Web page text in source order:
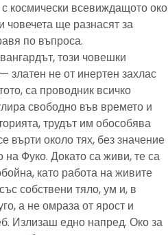
космически всевиждащото око
човечета ще разнасят за
по въпроса.
този човешки
златен не от инертен захлас
са проводник всичко
свободно във времето и
трудът им обособява
върти около тях, без значение
на Фуко. Докато са живи, те са
като работа на живите
собствени тяло, ум и, в
а не омраза от ярост и
Излизаш едно напред. Око за